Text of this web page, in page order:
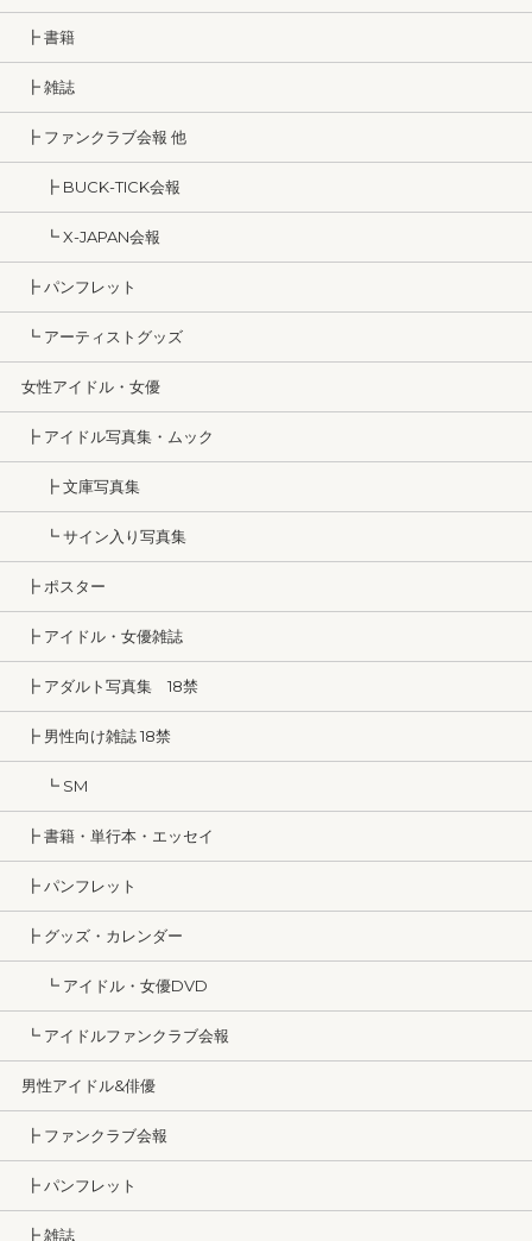
┣ 書籍
┣ 雑誌
┣ ファンクラブ会報 他
┣ BUCK-TICK会報
┗ X-JAPAN会報
┣ パンフレット
┗ アーティストグッズ
女性アイドル・女優
┣ アイドル写真集・ムック
┣ 文庫写真集
┗ サイン入り写真集
┣ ポスター
┣ アイドル・女優雑誌
┣ アダルト写真集 18禁
┣ 男性向け雑誌 18禁
┗ SM
┣ 書籍・単行本・エッセイ
┣ パンフレット
┣ グッズ・カレンダー
┗ アイドル・女優DVD
┗ アイドルファンクラブ会報
男性アイドル&俳優
┣ ファンクラブ会報
┣ パンフレット
┣ 雑誌